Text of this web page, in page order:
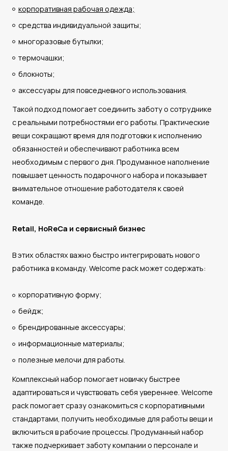
корпоративная рабочая одежда;
средства индивидуальной защиты;
многоразовые бутылки;
термочашки;
блокноты;
аксессуары для повседневного использования.
Такой подход помогает соединить заботу о сотруднике
с реальными потребностями его работы. Практические
вещи сокращают время для подготовки к исполнению
обязанностей и обеспечивают работника всем
необходимым с первого дня. Продуманное наполнение
повышает ценность подарочного набора и показывает
внимательное отношение работодателя к своей
команде.
Retail, HoReCa и сервисный бизнес
В этих областях важно быстро интегрировать нового
работника в команду. Welcome pack может содержать:
корпоративную форму;
бейдж;
брендированные аксессуары;
информационные материалы;
полезные мелочи для работы.
Комплексный набор помогает новичку быстрее
адаптироваться и чувствовать себя увереннее. Welcome
pack помогает сразу ознакомиться с корпоративными
стандартами, получить необходимые для работы вещи и
включиться в рабочие процессы. Продуманный набор
также подчеркивает заботу компании о персонале и